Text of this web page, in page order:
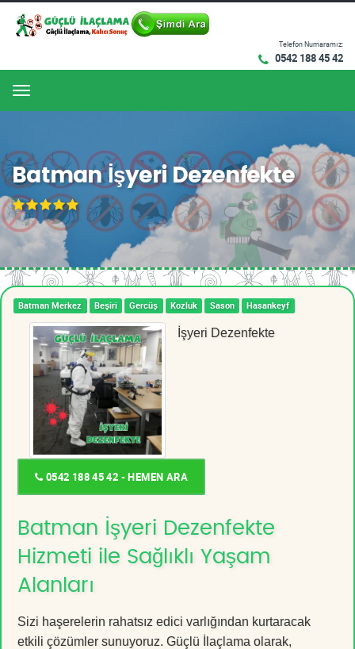
Telefon Numaramız:
0542 188 45 42
Menu
Batman İşyeri Dezenfekte
Batman Merkez Beşiri Gercüş Kozluk Sason Hasankeyf
İşyeri Dezenfekte
0542 188 45 42 - HEMEN ARA
Batman İşyeri Dezenfekte
Hizmeti ile Sağlıklı Yaşam
Alanları
Sizi haşerelerin rahatsız edici varlığından kurtaracak
etkili çözümler sunuyoruz. Güçlü İlaçlama olarak,